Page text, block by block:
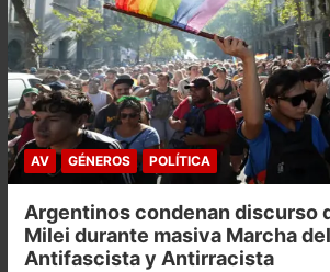
AV GÉNEROS POLÍTICA
Argentinos condenan discurso
Milei durante masiva Marcha
Antifascista y Antirracista